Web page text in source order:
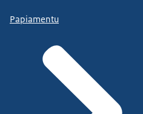
Papiamentu